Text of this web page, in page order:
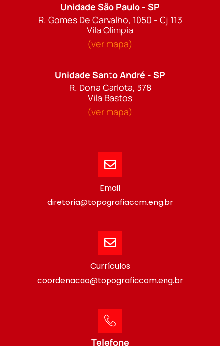
Unidade São Paulo - SP
R. Gomes De Carvalho, 1050 - Cj 113
Vila Olímpia
(ver mapa)
Unidade Santo André - SP
R. Dona Carlota, 378
Vila Bastos
(ver mapa)
Email
diretoria@topografiacom.eng.br
Currículos
coordenacao@topografiacom.eng.br
Telefone